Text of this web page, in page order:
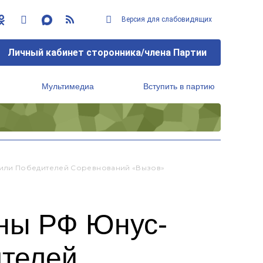
Версия для слабовидящих
Личный кабинет сторонника/члена Партии
Мультимедиа Вступить в партию
Победителей Соревнований «Вызов»
РФ Юнус-